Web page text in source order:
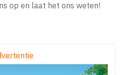
op en laat het ons weten!